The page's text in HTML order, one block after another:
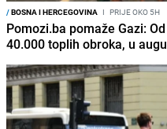
/BOSNA I HERCEGOVINA I PRIJE OKO 5H
Pomozi.ba pomaže Gazi:
40.000 toplih obroka, u